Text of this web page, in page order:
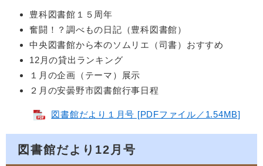
豊科図書館１５周年
奮闘！？調べもの日記（豊科図書館）
中央図書館から本のソムリエ（司書）おすすめ
12月の貸出ランキング
１月の企画（テーマ）展示
２月の安曇野市図書館行事日程
図書館だより１月号 [PDFファイル／1.54MB]
図書館だより12月号